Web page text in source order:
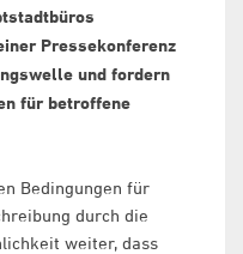
Pressekonferenz
und fordern
für betroffene
Bedingungen für
durch die
weiter, dass